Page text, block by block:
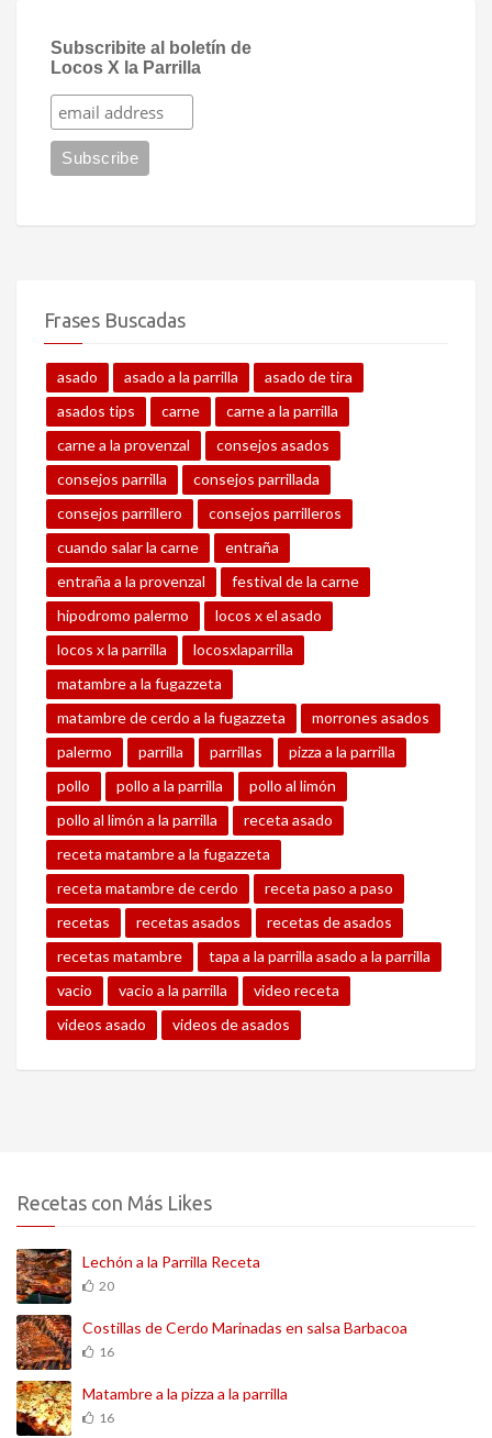
Subscribite al boletín de
Locos X la Parrilla
Frases Buscadas
asado asado a la parrilla
asado de tira
asados tips
carne
carne a la parrilla
carne a la provenzal
consejos asados
consejos parrilla
consejos parrillada
consejos parrillero
consejos parrilleros
cuando salar la carne
entraña
entraña a la provenzal
festival de la carne
hipodromo palermo
locos x el asado
locos x la parrilla
locosxlaparrilla
matambre a la fugazzeta
matambre de cerdo a la fugazzeta
morrones asados
palermo
parrilla parrillas
pizza a la parrilla
pollo
pollo a la parrilla
pollo al limón
pollo al limón a la parrilla
receta asado
receta matambre a la fugazzeta
receta matambre de cerdo
receta paso a paso
recetas
recetas asados
recetas de asados
recetas matambre
tapa a la parrilla asado a la parrilla
vacio
vacio a la parrilla
video receta
videos asado
videos de asados
Recetas con Más Likes
Lechón a la Parrilla Receta
20
Costillas de Cerdo Marinadas en salsa Barbacoa
16
Matambre a la pizza a la parrilla
16